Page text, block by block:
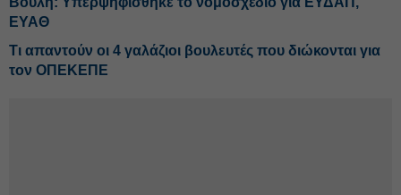
ΕΥΑΘ
Τι απαντούν οι 4 γαλάζιοι βουλευτές που διώκονται για
τον ΟΠΕΚΕΠΕ